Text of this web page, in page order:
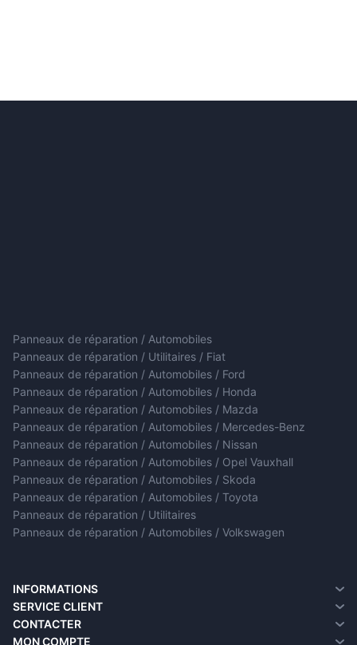
Panneaux de réparation / Automobiles
Panneaux de réparation / Utilitaires / Fiat
Panneaux de réparation / Automobiles / Ford
Panneaux de réparation / Automobiles / Honda
Panneaux de réparation / Automobiles / Mazda
Panneaux de réparation / Automobiles / Mercedes-Benz
Panneaux de réparation / Automobiles / Nissan
Panneaux de réparation / Automobiles / Opel Vauxhall
Panneaux de réparation / Automobiles / Skoda
Panneaux de réparation / Automobiles / Toyota
Panneaux de réparation / Utilitaires
Panneaux de réparation / Automobiles / Volkswagen
INFORMATIONS
A propos de nous
Informations sur la livraison
Politique de confidentialité
SERVICE CLIENT
Contacter
Retour de marchandise
CONTACTER
MON COMPTE